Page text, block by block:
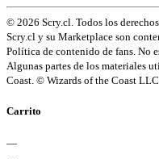
© 2026 Scry.cl. Todos los derechos
Scry.cl y su Marketplace son
Política de contenido de fans. No
Algunas partes de los materiales
Coast. © Wizards of the Coast LLC.
Carrito
—